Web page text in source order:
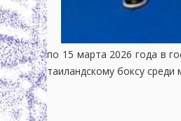
по 15 марта 2026 года в
таиландскому боксу